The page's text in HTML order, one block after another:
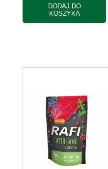
DODAJ DO
KOSZYKA